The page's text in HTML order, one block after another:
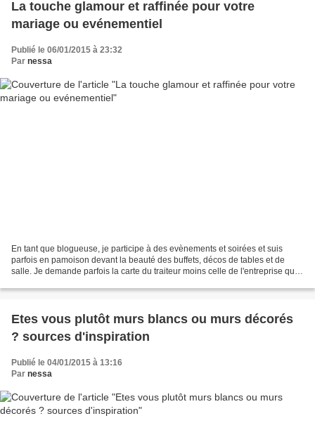
La touche glamour et raffinée pour votre
mariage ou evénementiel
Publié le 06/01/2015 à 23:32
Par nessa
En tant que blogueuse, je participe à des evènements et soirées et suis
parfois en pamoison devant la beauté des buffets, décos de tables et de
salle. Je demande parfois la carte du traiteur moins celle de l'entreprise qui a
Etes vous plutôt murs blancs ou murs décorés
? sources d'inspiration
Publié le 04/01/2015 à 13:16
Par nessa